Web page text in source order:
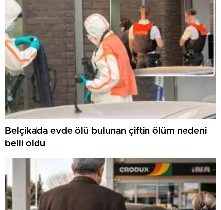
Belçika’da evde ölü bulunan çiftin ölüm nedeni
belli oldu